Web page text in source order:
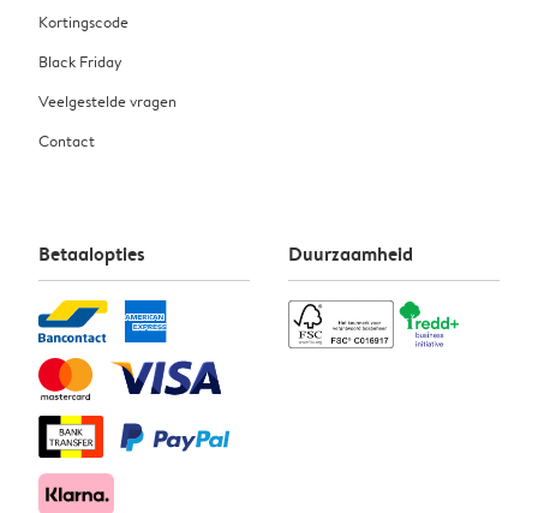
Kortingscode
Black Friday
Veelgestelde vragen
Contact
Betaalopties Duurzaamheid